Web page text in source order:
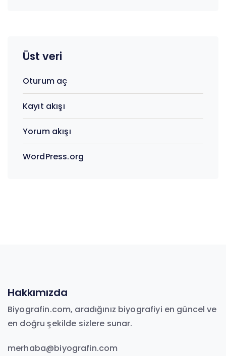
Üst veri
Oturum aç
Kayıt akışı
Yorum akışı
WordPress.org
Hakkımızda
Biyografin.com, aradığınız biyografiyi en güncel ve
en doğru şekilde sizlere sunar.
merhaba@biyografin.com